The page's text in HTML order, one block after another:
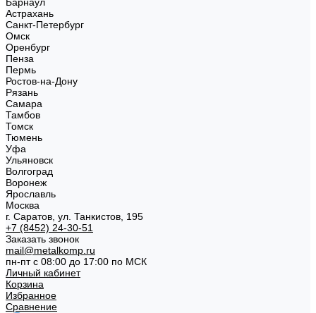
Астрахань
Санкт-Петербург
Омск
Оренбург
Пенза
Пермь
Ростов-на-Дону
Рязань
Самара
Тамбов
Томск
Тюмень
Уфа
Ульяновск
Волгоград
Воронеж
Ярославль
Москва
г. Саратов, ул. Танкистов, 195
+7 (8452) 24-30-51
Заказать звонок
mail@metalkomp.ru
пн-пт с 08:00 до 17:00 по МСК
Личный кабинет
Корзина
Избранное
Сравнение